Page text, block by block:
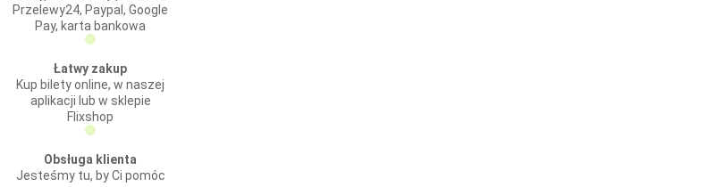
Przelewy24, Paypal, Google
Pay, karta bankowa
Łatwy zakup
Kup bilety online, w naszej
aplikacji lub w sklepie
Flixshop
Obsługa klienta
Jesteśmy tu, by Ci pomóc